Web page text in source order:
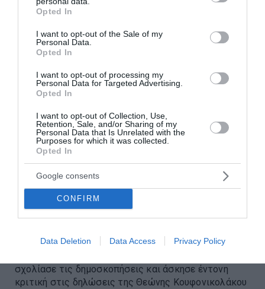
grant or deny consent to Google and its third-party tags to
use your data for below specified purposes in below Google
consent section.
Opted In
I want to opt-out of the Sale of my
Personal Data.
Opted In
I want to opt-out of processing my
Personal Data for Targeted Advertising.
Opted In
I want to opt-out of Collection, Use,
Retention, Sale, and/or Sharing of my
Personal Data that Is Unrelated with the
Purposes for which it was collected.
Opted In
Google consents
CONFIRM
Data Deletion Data Access Privacy Policy
Δρυμιώτης: «Η Νέα Δημοκρατία
θα είναι ξανά κυβέρνηση» –
Σφοδρή επίθεση κατά της
Θεώνης Κουφονικολάκου για τον
Νετανιάχου
Ο Ανδρέας Δρυμιώτης εκτίμησε ότι η Νέα
σχολίασε τις δημοσκοπήσεις και άσκησε έντονη
κριτική στις δηλώσεις της Θεώνης Κουφονικολάκου